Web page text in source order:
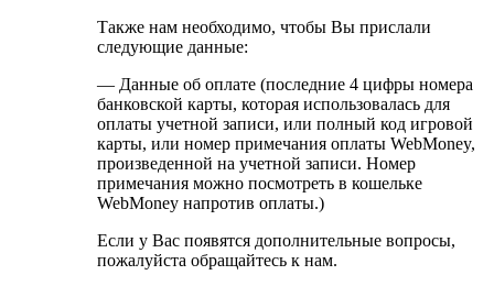
Также нам необходимо, чтобы Вы прислали
следующие данные:
— Данные об оплате (последние 4 цифры номера
банковской карты, которая использовалась для
оплаты учетной записи, или полный код игровой
карты, или номер примечания оплаты WebMoney,
произведенной на учетной записи. Номер
примечания можно посмотреть в кошельке
WebMoney напротив оплаты.)
Если у Вас появятся дополнительные вопросы,
пожалуйста обращайтесь к нам.